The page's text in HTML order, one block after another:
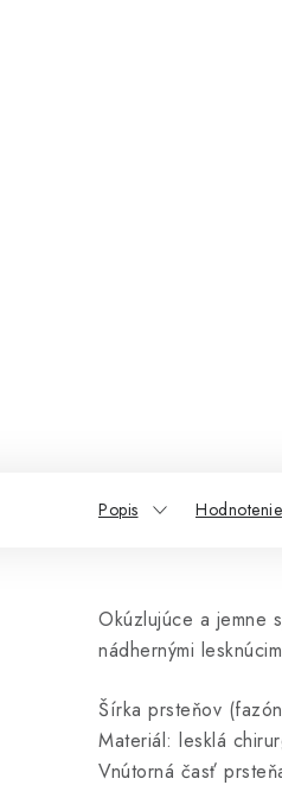
Popis Hodnotenie
Okúzlujúce a jemne
nádhernými
Šírka prsteňov
Materiál: lesklá
Vnútorná časť